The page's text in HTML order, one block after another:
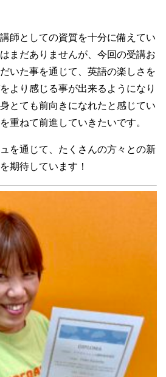
師としての資質を十分に備えてい
まだありませんが、今回の受講お
いた事を通じて、英語の楽しさを
より感じる事が出来るようになり
とても前向きになれたと感じてい
重ねて前進していきたいです。
を通じて、たくさんの方々との新
期待しています！